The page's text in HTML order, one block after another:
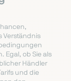
Verständnis
Egal, ob Sie als
Händler
und die